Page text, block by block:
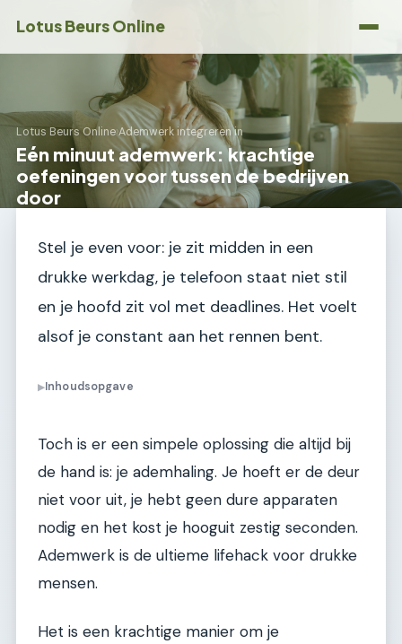
Lotus Beurs Online
Lotus Beurs Online›Ademwerk integreren in
Eén minuut ademwerk: krachtige
oefeningen voor tussen de bedrijven
door
Stel je even voor: je zit midden in een
drukke werkdag, je telefoon staat niet stil
en je hoofd zit vol met deadlines. Het voelt
alsof je constant aan het rennen bent.
▶Inhoudsopgave
Toch is er een simpele oplossing die altijd bij
de hand is: je ademhaling. Je hoeft er de deur
niet voor uit, je hebt geen dure apparaten
nodig en het kost je hooguit zestig seconden.
Ademwerk is de ultieme lifehack voor drukke
mensen.
Het is een krachtige manier om je